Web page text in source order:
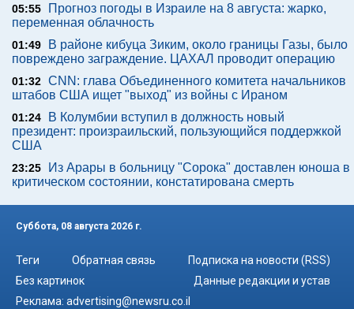
05:55
Прогноз погоды в Израиле на 8 августа: жарко,
переменная облачность
01:49
В районе кибуца Зиким, около границы Газы, было
повреждено заграждение. ЦАХАЛ проводит операцию
01:32 CNN: глава Объединенного комитета начальников
штабов США ищет "выход" из войны с Ираном
01:24
В Колумбии вступил в должность новый
президент: произраильский, пользующийся поддержкой
США
23:25
Из Арары в больницу "Сорока" доставлен юноша в
критическом состоянии, констатирована смерть
Суббота, 08 августа 2026 г.
Теги Обратная связь
Подписка на новости (RSS)
Без картинок
Данные редакции и устав
Реклама: advertising@newsru.co.il